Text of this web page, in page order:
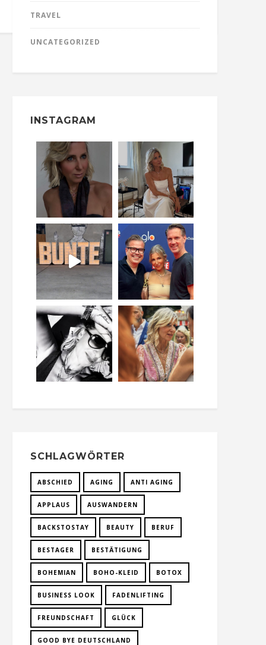
TRAVEL
UNCATEGORIZED
INSTAGRAM
SCHLAGWÖRTER
ABSCHIED AGING ANTI AGING
APPLAUS AUSWANDERN
BACKSTOSTAY BEAUTY BERUF
BESTAGER BESTÄTIGUNG
BOHEMIAN BOHO-KLEID BOTOX
BUSINESS LOOK FADENLIFTING
FREUNDSCHAFT GLÜCK
GOOD BYE DEUTSCHLAND